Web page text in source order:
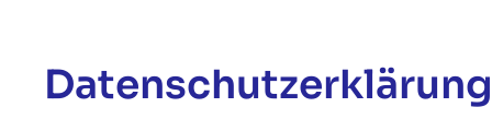
Datenschutzerklärung